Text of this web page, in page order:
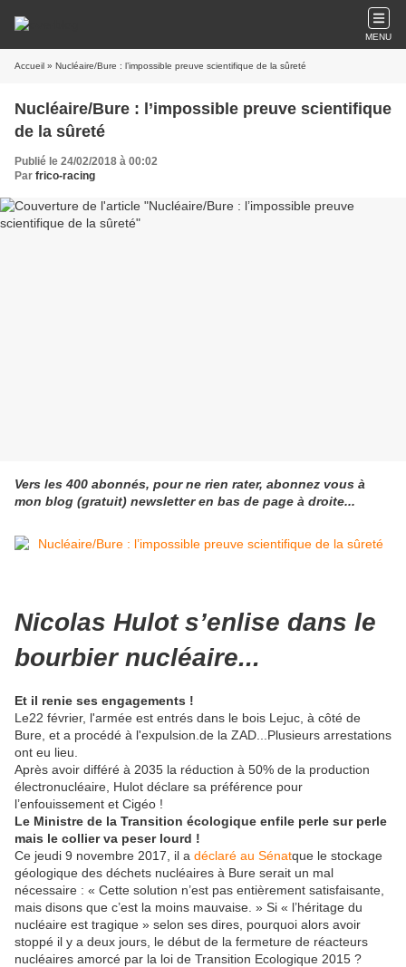
MENU
Accueil » Nucléaire/Bure : l’impossible preuve scientifique de la sûreté
Nucléaire/Bure : l’impossible preuve scientifique
de la sûreté
Publié le 24/02/2018 à 00:02
Par frico-racing
Vers les 400 abonnés, pour ne rien rater, abonnez vous à
mon blog (gratuit) newsletter en bas de page à droite...
Nicolas Hulot s’enlise dans le
bourbier nucléaire...
Et il renie ses engagements !
Le22 février, l'armée est entrés dans le bois Lejuc, à côté de
Bure, et a procédé à l'expulsion.de la ZAD...Plusieurs arrestations
ont eu lieu.
Après avoir différé à 2035 la réduction à 50% de la production
électronucléaire, Hulot déclare sa préférence pour
l’enfouissement et Cigéo !
Le Ministre de la Transition écologique enfile perle sur perle
mais le collier va peser lourd !
Ce jeudi 9 novembre 2017, il a déclaré au Sénatque le stockage
géologique des déchets nucléaires à Bure serait un mal
nécessaire : « Cette solution n’est pas entièrement satisfaisante,
mais disons que c’est la moins mauvaise. » Si « l’héritage du
nucléaire est tragique » selon ses dires, pourquoi alors avoir
stoppé il y a deux jours, le début de la fermeture de réacteurs
nucléaires amorcé par la loi de Transition Ecologique 2015 ?